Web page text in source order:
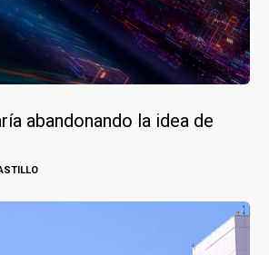
abandonando la idea de